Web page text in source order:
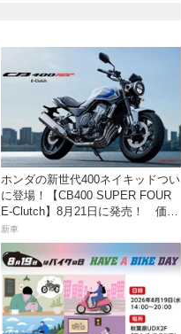
ホンダの新世代400ネイキッドつい
に登場！【CB400 SUPER FOUR
E-Clutch】8月21日に発売！ 価格
99万8800円
新車